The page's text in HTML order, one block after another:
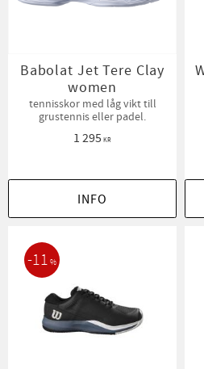
Babolat Jet Tere Clay
women
tennisskor med låg vikt till
grustennis eller padel.
1 295 KR
INFO
11 %